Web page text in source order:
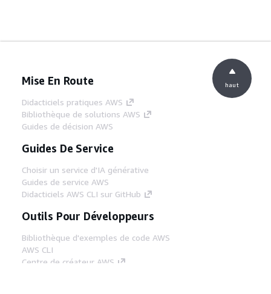
Mise En Route
Didacticiels pratiques AWS
Bibliothèque de solutions AWS
Guides de décision AWS
Guides De Service
Choisir un service d'IA générative
Guides de service AWS
Didacticiels AWS CLI sur GitHub
Outils Pour Développeurs
Bibliothèque d'exemples de code AWS
AWS CLI
Centre de créateur AWS
haut